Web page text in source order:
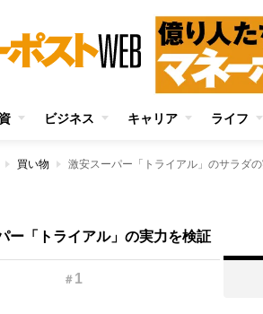
ビジネス キャリア ライフ
買い物
ー「トライアル」の実力を検証
＃ 1